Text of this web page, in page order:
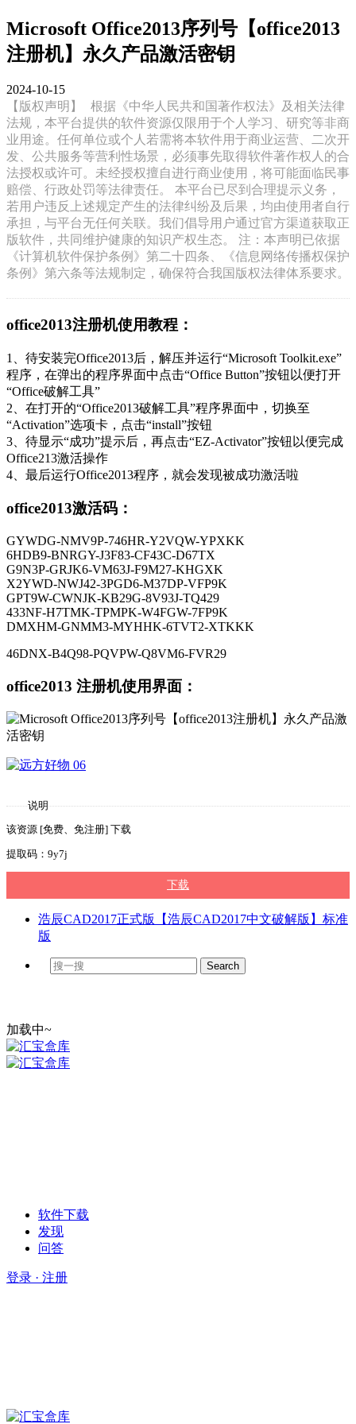
Microsoft Office2013序列号【office2013
注册机】永久产品激活密钥
2024-10-15
【版权声明】
根据《中华人民共和国著作权法》及相关法律
法规，本平台提供的软件资源仅限用于个人学习、研究等非商
业用途。任何单位或个人若需将本软件用于商业运营、二次开
发、公共服务等营利性场景，必须事先取得软件著作权人的合
法授权或许可。未经授权擅自进行商业使用，将可能面临民事
赔偿、行政处罚等法律责任。 本平台已尽到合理提示义务，
若用户违反上述规定产生的法律纠纷及后果，均由使用者自行
承担，与平台无任何关联。我们倡导用户通过官方渠道获取正
版软件，共同维护健康的知识产权生态。 注：本声明已依据
《计算机软件保护条例》第二十四条、《信息网络传播权保护
条例》第六条等法规制定，确保符合我国版权法律体系要求。
office2013注册机使用教程：
1、待安装完Office2013后，解压并运行“Microsoft Toolkit.exe”
程序，在弹出的程序界面中点击“Office Button”按钮以便打开
“Office破解工具”
2、在打开的“Office2013破解工具”程序界面中，切换至
“Activation”选项卡，点击“install”按钮
3、待显示“成功”提示后，再点击“EZ-Activator”按钮以便完成
Office213激活操作
4、最后运行Office2013程序，就会发现被成功激活啦
office2013激活码：
GYWDG-NMV9P-746HR-Y2VQW-YPXKK
6HDB9-BNRGY-J3F83-CF43C-D67TX
G9N3P-GRJK6-VM63J-F9M27-KHGXK
X2YWD-NWJ42-3PGD6-M37DP-VFP9K
GPT9W-CWNJK-KB29G-8V93J-TQ429
433NF-H7TMK-TPMPK-W4FGW-7FP9K
DMXHM-GNMM3-MYHHK-6TVT2-XTKKK
46DNX-B4Q98-PQVPW-Q8VM6-FVR29
office2013 注册机使用界面：
说明
该资源 [免费、免注册] 下载
提取码：9y7j
下载
浩辰CAD2017正式版【浩辰CAD2017中文破解版】标准
版
加载中~
软件下载
发现
问答
登录 · 注册